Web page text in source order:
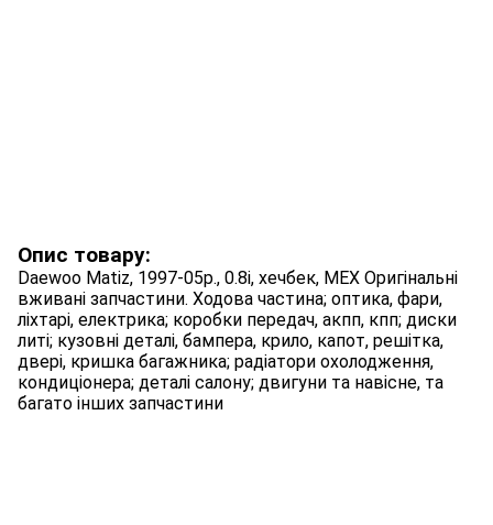
Опис товару:
Daewoo Matiz, 1997-05p., 0.8i, хечбек, МЕХ Оригінальні
вживані запчастини. Ходова частина; оптика, фари,
ліхтарі, електрика; коробки передач, акпп, кпп; диски
литі; кузовні деталі, бампера, крило, капот, решітка,
двері, кришка багажника; радіатори охолодження,
кондиціонера; деталі салону; двигуни та навісне, та
багато інших запчастини